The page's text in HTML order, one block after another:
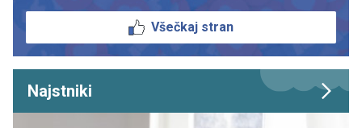
Všečkaj stran
Najstniki